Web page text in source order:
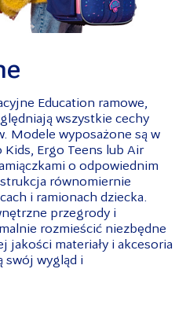
Education ramowe,
wszystkie cechy
Modele wyposażone są w
Ergo Teens lub Air
o odpowiednim
równomiernie
i ramionach dziecka.
przegrody i
rozmieścić niezbędne
jakości materiały i akcesoria
swój wygląd i